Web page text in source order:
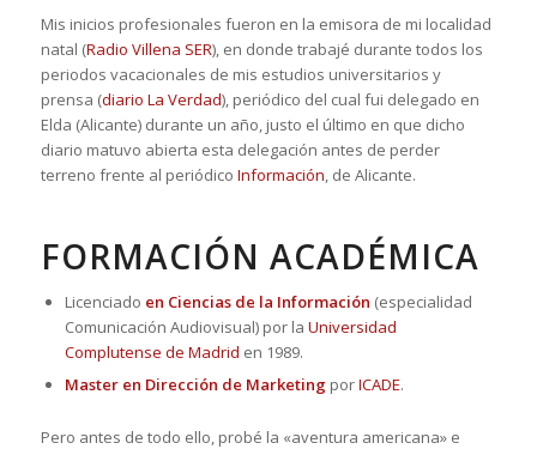
Mis inicios profesionales fueron en la emisora de mi localidad
natal (Radio Villena SER), en donde trabajé durante todos los
periodos vacacionales de mis estudios universitarios y
prensa (diario La Verdad), periódico del cual fui delegado en
Elda (Alicante) durante un año, justo el último en que dicho
diario matuvo abierta esta delegación antes de perder
terreno frente al periódico Información , de Alicante.
FORMACIÓN ACADÉMICA
Licenciado en Ciencias de la Información (especialidad
Comunicación Audiovisual) por la Universidad
Complutense de Madrid en 1989.
Master en Dirección de Marketing porICADE.
Pero antes de todo ello, probé la «aventura americana» e